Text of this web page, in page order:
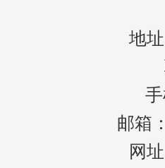
地
邮箱
网